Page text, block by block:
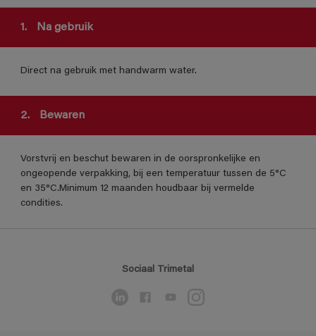
1. Na gebruik
Direct na gebruik met handwarm water.
2. Bewaren
Vorstvrij en beschut bewaren in de oorspronkelijke en
ongeopende verpakking, bij een temperatuur tussen de 5°C
en 35°C.Minimum 12 maanden houdbaar bij vermelde
condities.
Sociaal Trimetal